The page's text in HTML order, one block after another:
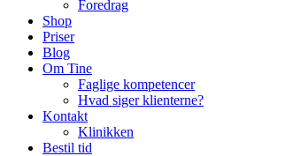
Foredrag
Shop
Priser
Blog
Om Tine
Faglige kompetencer
Hvad siger klienterne?
Kontakt
Klinikken
Bestil tid